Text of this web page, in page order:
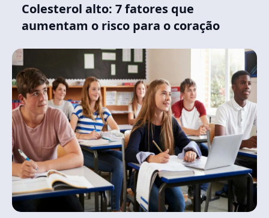
Colesterol alto: 7 fatores que
aumentam o risco para o coração